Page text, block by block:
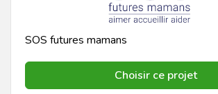
SOS futures mamans
Choisir ce projet